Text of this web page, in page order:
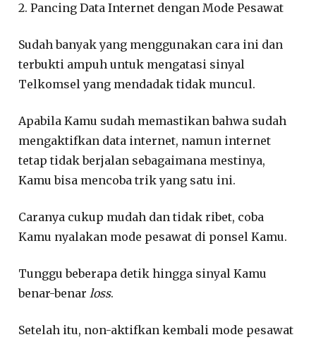
2. Pancing Data Internet dengan Mode Pesawat
Sudah banyak yang menggunakan cara ini dan
terbukti ampuh untuk mengatasi sinyal
Telkomsel yang mendadak tidak muncul.
Apabila Kamu sudah memastikan bahwa sudah
mengaktifkan data internet, namun internet
tetap tidak berjalan sebagaimana mestinya,
Kamu bisa mencoba trik yang satu ini.
Caranya cukup mudah dan tidak ribet, coba
Kamu nyalakan mode pesawat di ponsel Kamu.
Tunggu beberapa detik hingga sinyal Kamu
benar-benarloss.
Setelah itu, non-aktifkan kembali mode pesawat